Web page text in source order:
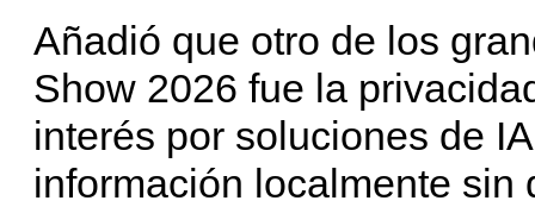
Añadió que otro de los
Show 2026 fue la
interés por soluciones de
información localmente sin